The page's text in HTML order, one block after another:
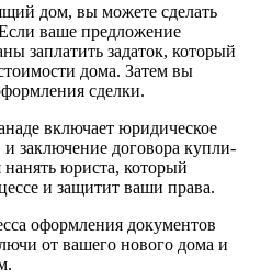
дом, вы можете сделать
ваше предложение
заплатить задаток, который
дома. Затем вы
сделки.
включает юридическое
заключение договора купли-
юриста, который
и защитит ваши права.
оформления документов
от вашего нового дома и